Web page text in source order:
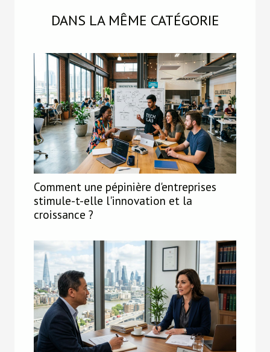
DANS LA MÊME CATÉGORIE
Comment une pépinière d'entreprises
stimule-t-elle l'innovation et la
croissance ?